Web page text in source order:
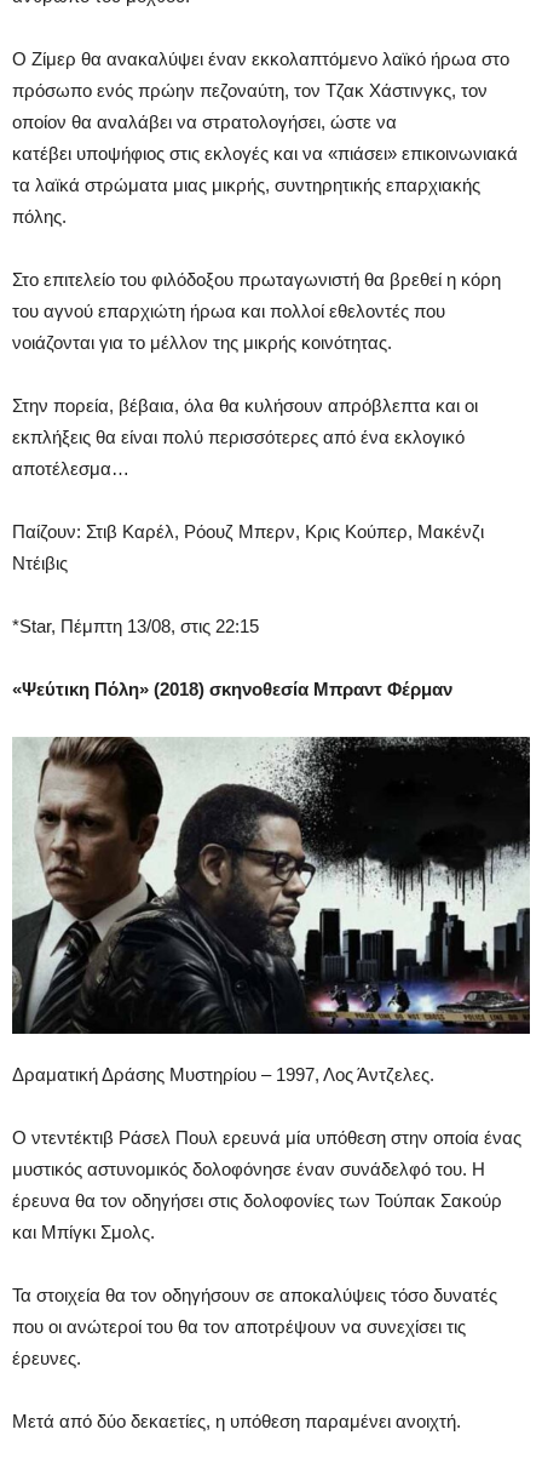
Ο Ζίμερ θα ανακαλύψει έναν εκκολαπτόμενο λαϊκό ήρωα στο
πρόσωπο ενός πρώην πεζοναύτη, τον Τζακ Χάστινγκς, τον
οποίον θα αναλάβει να στρατολογήσει, ώστε να
κατέβει υποψήφιος στις εκλογές και να «πιάσει» επικοινωνιακά
τα λαϊκά στρώματα μιας μικρής, συντηρητικής επαρχιακής
πόλης.
Στο επιτελείο του φιλόδοξου πρωταγωνιστή θα βρεθεί η κόρη
του αγνού επαρχιώτη ήρωα και πολλοί εθελοντές που
νοιάζονται για το μέλλον της μικρής κοινότητας.
Στην πορεία, βέβαια, όλα θα κυλήσουν απρόβλεπτα και οι
εκπλήξεις θα είναι πολύ περισσότερες από ένα εκλογικό
αποτέλεσμα…
Παίζουν: Στιβ Καρέλ, Ρόουζ Μπερν, Κρις Κούπερ, Μακένζι
Ντέιβις
*Star, Πέμπτη 13/08, στις 22:15
«Ψεύτικη Πόλη» (2018) σκηνοθεσία Μπραντ Φέρμαν
Δραματική Δράσης Μυστηρίου – 1997, Λος Άντζελες.
Ο ντεντέκτιβ Ράσελ Πουλ ερευνά μία υπόθεση στην οποία ένας
μυστικός αστυνομικός δολοφόνησε έναν συνάδελφό του. Η
έρευνα θα τον οδηγήσει στις δολοφονίες των Τούπακ Σακούρ
και Μπίγκι Σμολς.
Τα στοιχεία θα τον οδηγήσουν σε αποκαλύψεις τόσο δυνατές
που οι ανώτεροί του θα τον αποτρέψουν να συνεχίσει τις
έρευνες.
Μετά από δύο δεκαετίες, η υπόθεση παραμένει ανοιχτή.